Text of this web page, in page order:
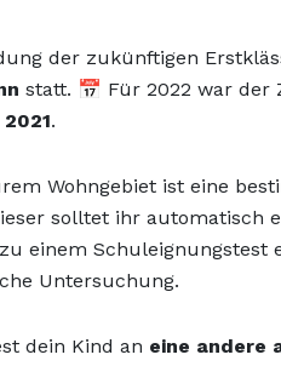
der zukünftigen
statt. 📅 Für 2022 war der
.
Wohngebiet ist eine
solltet ihr automatisch
einem
Untersuchung.
dein Kind an eine andere